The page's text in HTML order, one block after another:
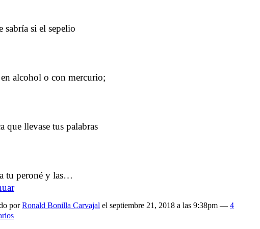
sabría si el sepelio
en alcohol o con mercurio;
que llevase tus palabras
tu peroné y las…
porRonald Bonilla Carvajal el septiembre 21, 2018 a las 9:38pm — 4